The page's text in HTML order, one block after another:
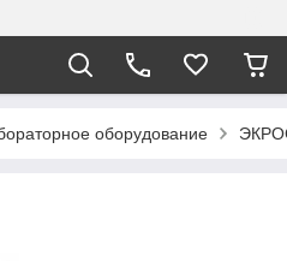
оборудование